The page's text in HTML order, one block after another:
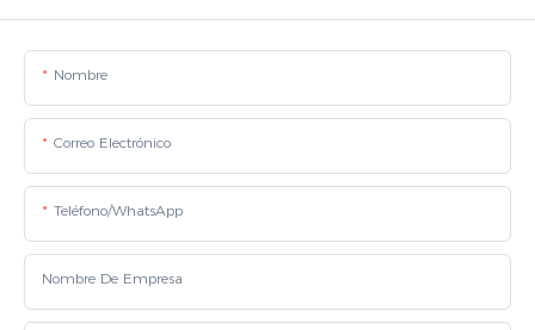
Nombre
Correo Electrónico
Teléfono/WhatsApp
Nombre De Empresa